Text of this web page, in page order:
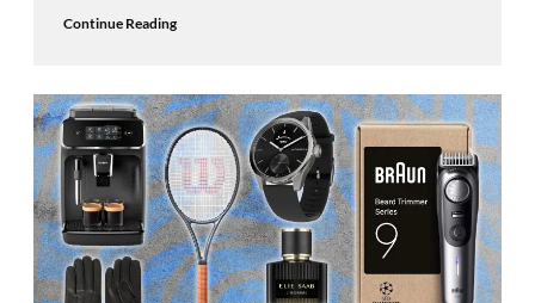
Continue Reading